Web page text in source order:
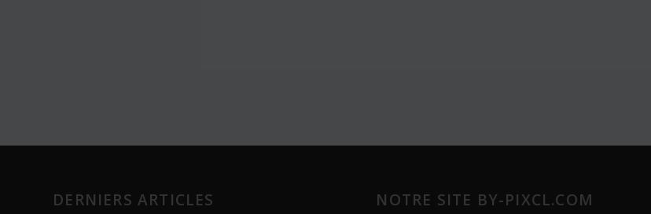
DERNIERS ARTICLES NOTRE SITE BY-PIXCL.COM